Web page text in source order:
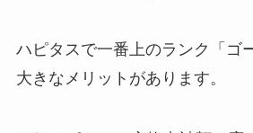
ハピタスで一番上のランク「ゴ
大きなメリットがあります。